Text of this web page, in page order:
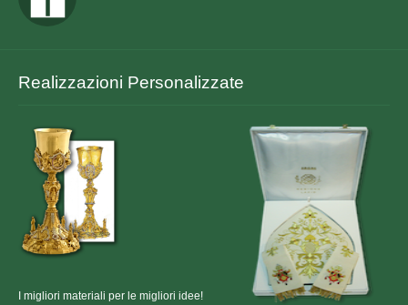
Realizzazioni Personalizzate
I migliori materiali per le migliori idee!